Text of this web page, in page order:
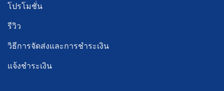
โปรโมชั่น
รีวิว
วิธีการจัดส่งและการชำระเงิน
แจ้งชำระเงิน